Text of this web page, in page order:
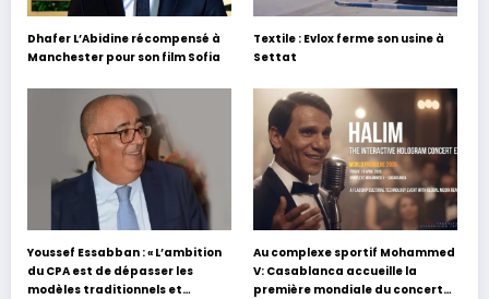
Dhafer L’Abidine récompensé à
Manchester pour son film Sofia
Textile : Evlox ferme son usine à
Settat
Youssef Essabban : « L’ambition
du CPA est de dépasser les
modèles traditionnels et
Au complexe sportif Mohammed
V: Casablanca accueille la
première mondiale du concert